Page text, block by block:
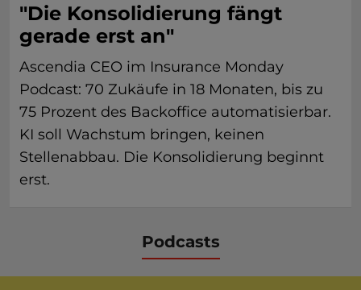
"Die Konsolidierung fängt
gerade erst an"
Ascendia CEO im Insurance Monday
Podcast: 70 Zukäufe in 18 Monaten, bis zu
75 Prozent des Backoffice automatisierbar.
KI soll Wachstum bringen, keinen
Stellenabbau. Die Konsolidierung beginnt
erst.
Podcasts